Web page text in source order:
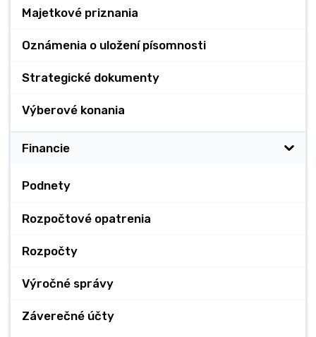
Majetkové priznania
Oznámenia o uložení písomnosti
Strategické dokumenty
Výberové konania
Financie
Podnety
Rozpočtové opatrenia
Rozpočty
Výročné správy
Záverečné účty